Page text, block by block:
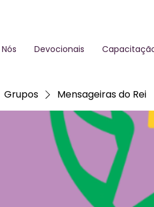
Devocionais
Grupos Mensageiras do Rei